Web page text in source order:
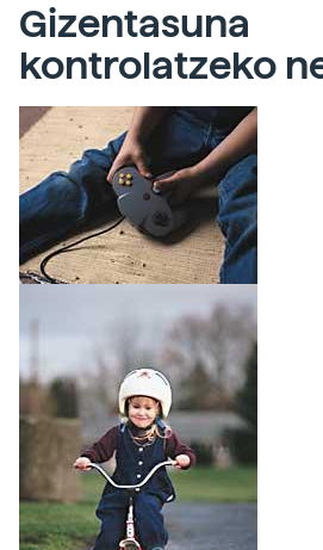
Gizentasuna
kontrolatzeko